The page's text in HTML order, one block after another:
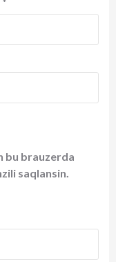
bu brauzerda
saqlansin.